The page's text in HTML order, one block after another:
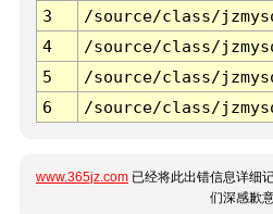
3 /source/class/
4
/source/class/
5
/source/class/
6
/source/class/
www.365jz.com 已经将此出错信息详细
们深感歉